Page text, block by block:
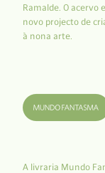
Ramalde. O acervo
novo projecto de
à nona arte.
A livraria Mundo